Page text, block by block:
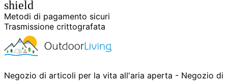
shield
Metodi di pagamento sicuri
Trasmissione crittografata
Negozio di articoli per la vita all'aria aperta - Negozio di